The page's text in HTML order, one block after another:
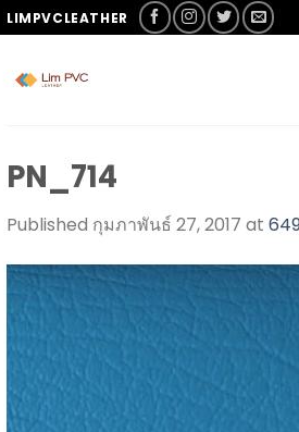
LIMPVCLEATHER
PN_714
Published กุมภาพันธ์ 27, 2017 at